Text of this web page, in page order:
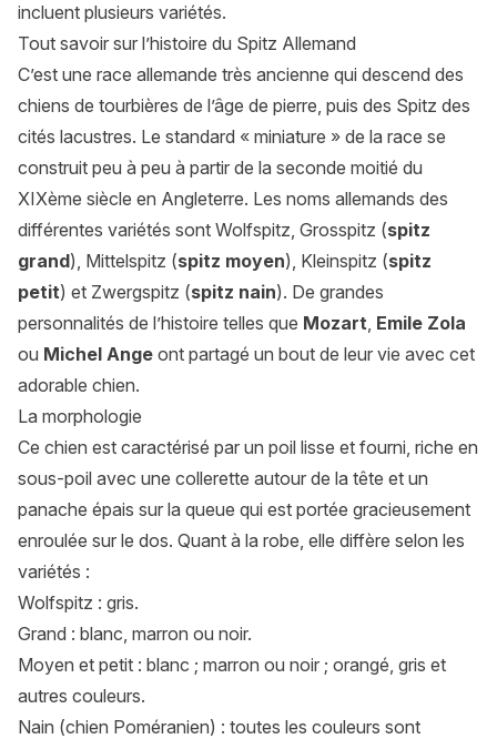
incluent plusieurs variétés.
Tout savoir sur l’histoire du Spitz Allemand
C’est une race allemande très ancienne qui descend des
chiens de tourbières de l’âge de pierre, puis des Spitz des
cités lacustres. Le standard « miniature » de la race se
construit peu à peu à partir de la seconde moitié du
XIXème siècle en Angleterre. Les noms allemands des
différentes variétés sont Wolfspitz, Grosspitz (spitz
grand), Mittelspitz (spitz moyen), Kleinspitz (spitz
petit) et Zwergspitz (spitz nain). De grandes
personnalités de l’histoire telles que Mozart, Emile Zola
ou Michel Ange ont partagé un bout de leur vie avec cet
adorable chien.
La morphologie
Ce chien est caractérisé par un poil lisse et fourni, riche en
sous-poil avec une collerette autour de la tête et un
panache épais sur la queue qui est portée gracieusement
enroulée sur le dos. Quant à la robe, elle diffère selon les
variétés :
Wolfspitz : gris.
Grand : blanc, marron ou noir.
Moyen et petit : blanc ; marron ou noir ; orangé, gris et
autres couleurs.
Nain (chien Poméranien) : toutes les couleurs sont